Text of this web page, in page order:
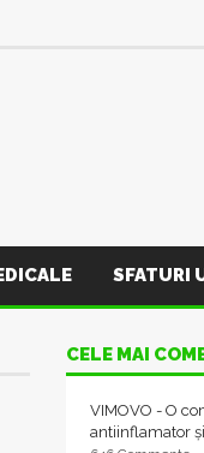
SFATURI
CELE MAI
VIMOVO - O
antiinflamator